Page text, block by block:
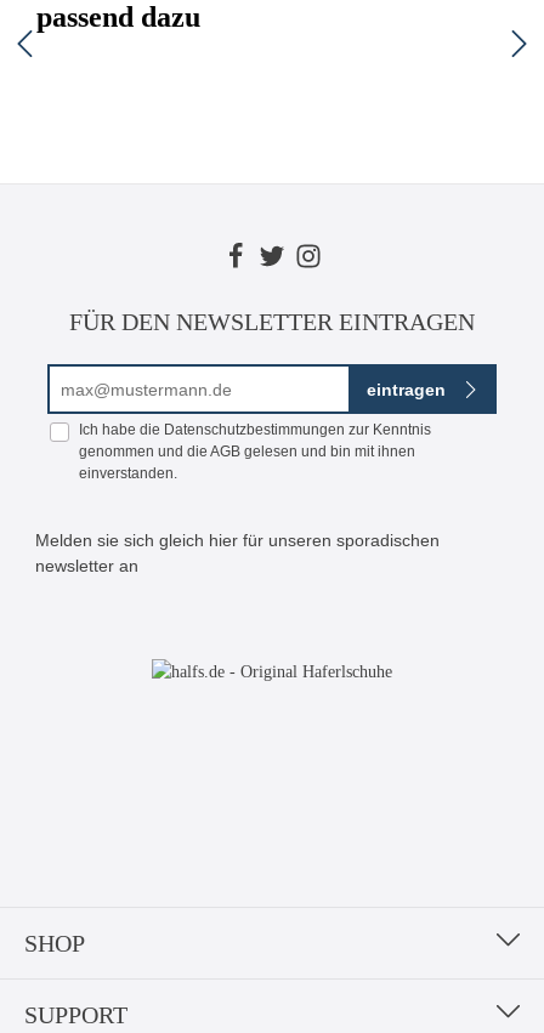
passend dazu
FÜR DEN NEWSLETTER EINTRAGEN
eintragen
Ich habe die Datenschutzbestimmungen zur Kenntnis
genommen und die AGB gelesen und bin mit ihnen
einverstanden.
Melden sie sich gleich hier für unseren sporadischen
newsletter an
SHOP
SUPPORT